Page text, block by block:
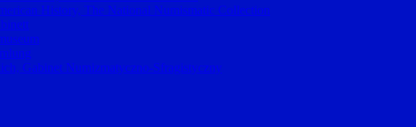
History, The National Numismatic Collection
Gabinet Numizmatyczno-Sfragistyczny